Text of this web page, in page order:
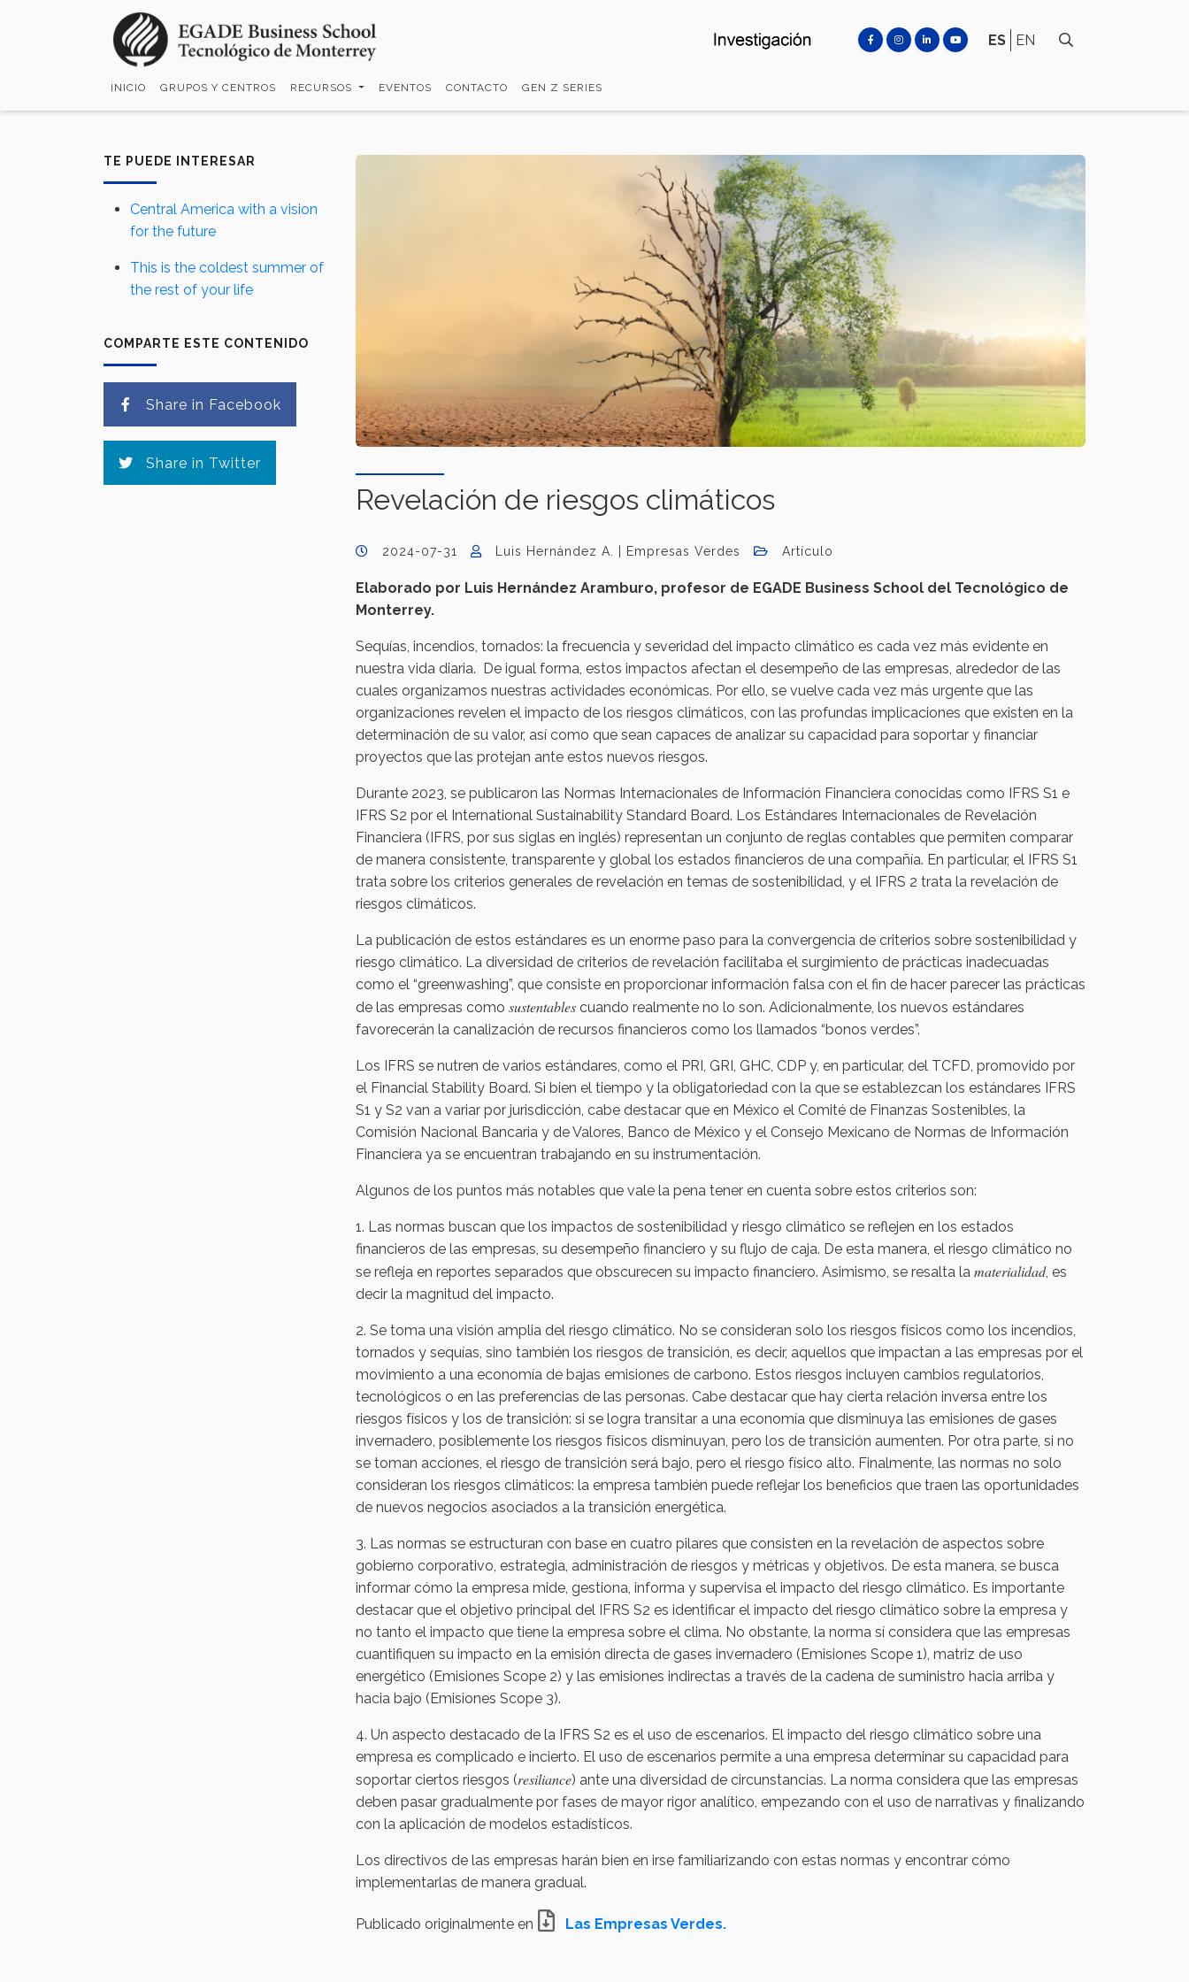
ES EN
INICIO GRUPOS Y CENTROS RECURSOS EVENTOS CONTACTO GEN Z SERIES
TE PUEDE INTERESAR
Central America with a vision
for the future
This is the coldest summer of
the rest of your life
COMPARTE ESTE CONTENIDO
Share in Facebook
Share in Twitter
Revelación de riesgos climáticos
2024-07-31 Luis Hernández A. | Empresas Verdes Artículo
Elaborado por Luis Hernández Aramburo, profesor de EGADE Business School del Tecnológico de
Monterrey.
Sequías, incendios, tornados: la frecuencia y severidad del impacto climático es cada vez más evidente en
nuestra vida diaria. De igual forma, estos impactos afectan el desempeño de las empresas, alrededor de las
cuales organizamos nuestras actividades económicas. Por ello, se vuelve cada vez más urgente que las
organizaciones revelen el impacto de los riesgos climáticos, con las profundas implicaciones que existen en la
determinación de su valor, así como que sean capaces de analizar su capacidad para soportar y financiar
proyectos que las protejan ante estos nuevos riesgos.
Durante 2023, se publicaron las Normas Internacionales de Información Financiera conocidas como IFRS S1 e
IFRS S2 por el International Sustainability Standard Board. Los Estándares Internacionales de Revelación
Financiera (IFRS, por sus siglas en inglés) representan un conjunto de reglas contables que permiten comparar
de manera consistente, transparente y global los estados financieros de una compañía. En particular, el IFRS S1
trata sobre los criterios generales de revelación en temas de sostenibilidad, y el IFRS 2 trata la revelación de
riesgos climáticos.
La publicación de estos estándares es un enorme paso para la convergencia de criterios sobre sostenibilidad y
riesgo climático. La diversidad de criterios de revelación facilitaba el surgimiento de prácticas inadecuadas
como el “greenwashing”, que consiste en proporcionar información falsa con el fin de hacer parecer las prácticas
de las empresas como sustentables cuando realmente no lo son. Adicionalmente, los nuevos estándares
favorecerán la canalización de recursos financieros como los llamados “bonos verdes”.
Los IFRS se nutren de varios estándares, como el PRI, GRI, GHC, CDP y, en particular, del TCFD, promovido por
el Financial Stability Board. Si bien el tiempo y la obligatoriedad con la que se establezcan los estándares IFRS
S1 y S2 van a variar por jurisdicción, cabe destacar que en México el Comité de Finanzas Sostenibles, la
Comisión Nacional Bancaria y de Valores, Banco de México y el Consejo Mexicano de Normas de Información
Financiera ya se encuentran trabajando en su instrumentación.
Algunos de los puntos más notables que vale la pena tener en cuenta sobre estos criterios son:
1. Las normas buscan que los impactos de sostenibilidad y riesgo climático se reflejen en los estados
financieros de las empresas, su desempeño financiero y su flujo de caja. De esta manera, el riesgo climático no
se refleja en reportes separados que obscurecen su impacto financiero. Asimismo, se resalta la materialidad, es
decir la magnitud del impacto.
2. Se toma una visión amplia del riesgo climático. No se consideran solo los riesgos físicos como los incendios,
tornados y sequías, sino también los riesgos de transición, es decir, aquellos que impactan a las empresas por el
movimiento a una economía de bajas emisiones de carbono. Estos riesgos incluyen cambios regulatorios,
tecnológicos o en las preferencias de las personas. Cabe destacar que hay cierta relación inversa entre los
riesgos físicos y los de transición: si se logra transitar a una economía que disminuya las emisiones de gases
invernadero, posiblemente los riesgos físicos disminuyan, pero los de transición aumenten. Por otra parte, si no
se toman acciones, el riesgo de transición será bajo, pero el riesgo físico alto. Finalmente, las normas no solo
consideran los riesgos climáticos: la empresa también puede reflejar los beneficios que traen las oportunidades
de nuevos negocios asociados a la transición energética.
3. Las normas se estructuran con base en cuatro pilares que consisten en la revelación de aspectos sobre
gobierno corporativo, estrategia, administración de riesgos y métricas y objetivos. De esta manera, se busca
informar cómo la empresa mide, gestiona, informa y supervisa el impacto del riesgo climático. Es importante
destacar que el objetivo principal del IFRS S2 es identificar el impacto del riesgo climático sobre la empresa y
no tanto el impacto que tiene la empresa sobre el clima. No obstante, la norma sí considera que las empresas
cuantifiquen su impacto en la emisión directa de gases invernadero (Emisiones Scope 1), matriz de uso
energético (Emisiones Scope 2) y las emisiones indirectas a través de la cadena de suministro hacia arriba y
hacia bajo (Emisiones Scope 3).
4. Un aspecto destacado de la IFRS S2 es el uso de escenarios. El impacto del riesgo climático sobre una
empresa es complicado e incierto. El uso de escenarios permite a una empresa determinar su capacidad para
soportar ciertos riesgos (resiliance) ante una diversidad de circunstancias. La norma considera que las empresas
deben pasar gradualmente por fases de mayor rigor analítico, empezando con el uso de narrativas y finalizando
con la aplicación de modelos estadísticos.
Los directivos de las empresas harán bien en irse familiarizando con estas normas y encontrar cómo
implementarlas de manera gradual.
Publicado originalmente en Las Empresas Verdes.